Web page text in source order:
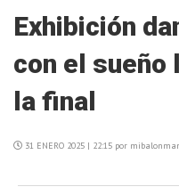
Exhibición
con el sueño
la final
31 ENERO 2025 | 22:15 por